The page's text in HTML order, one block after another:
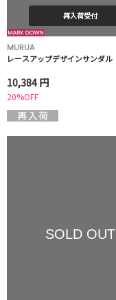
再入荷受付
MURUA
レースアップデザインサンダル
10,384 円
20%OFF
SOLD OUT